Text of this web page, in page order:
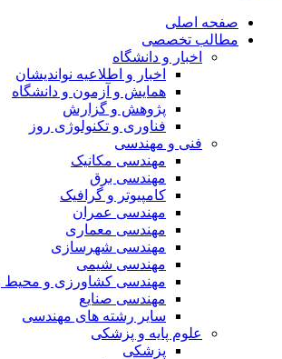
صفحه اصلی
مطالب تخصصی
اخبار و دانشگاه
اخبار و اطلاعیه نواندیشان
همایش و آزمون و دانشگاه
پژوهش و گزارش
فناوری و تکنولوژی روز
فنی و مهندسی
مهندسی مکانیک
مهندسی برق
کامپیوتر و گرافیک
مهندسی عمران
مهندسی معماری
مهندسی شهرسازی
مهندسی شیمی
مهندسی کشاورزی و محیط
مهندسی صنایع
سایر رشته های مهندسی
علوم پایه و پزشکی
پزشکی